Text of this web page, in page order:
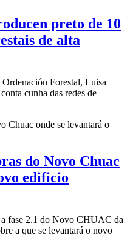
preto de 10
de alta
Forestal, Luisa
cunha das redes de
do Novo Chuac
edificio
fase 2.1 do Novo CHUAC da
a que se levantará o novo